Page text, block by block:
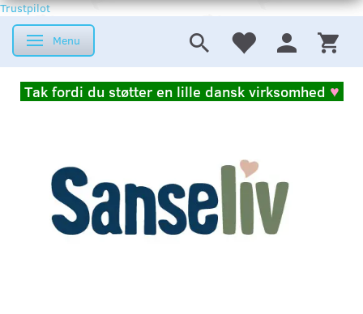
Trustpilot
Skifte navigation
Menu
Tak fordi du støtter en lille dansk virksomhed ♥